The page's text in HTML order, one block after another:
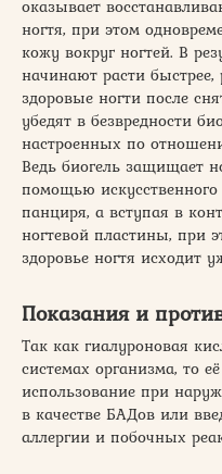
оказывает
ногтя, при этом
кожу вокруг ногтей. В
начинают расти
здоровые ногти после
убедят в безвредности
настроенных по
Ведь биогель защищает
помощью
панциря, а вступая в
ногтевой пластины, при
здоровье ногтя исходит
Показания и
Так как гиалуроновая
системах организма, то
использование при
в качестве БАДов или
аллергии и побочных